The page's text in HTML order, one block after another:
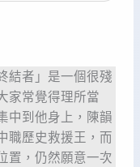
結者」是一個很殘
家常覺得理所當
中到他身上，陳韻
職歷史救援王，而
置，仍然願意一次